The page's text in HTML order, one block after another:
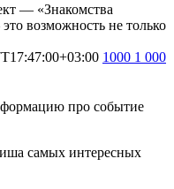
— «Знакомства
возможность не только
1000 1 000
про событие
самых интересных